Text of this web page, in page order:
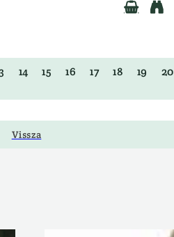


14 15 16 17 18 19 20
Vissza